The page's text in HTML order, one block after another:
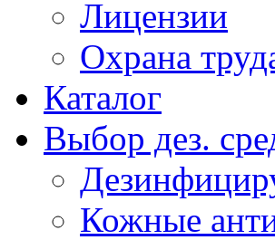
Лицензии
Охрана
Каталог
Выбор дез.
Кожные